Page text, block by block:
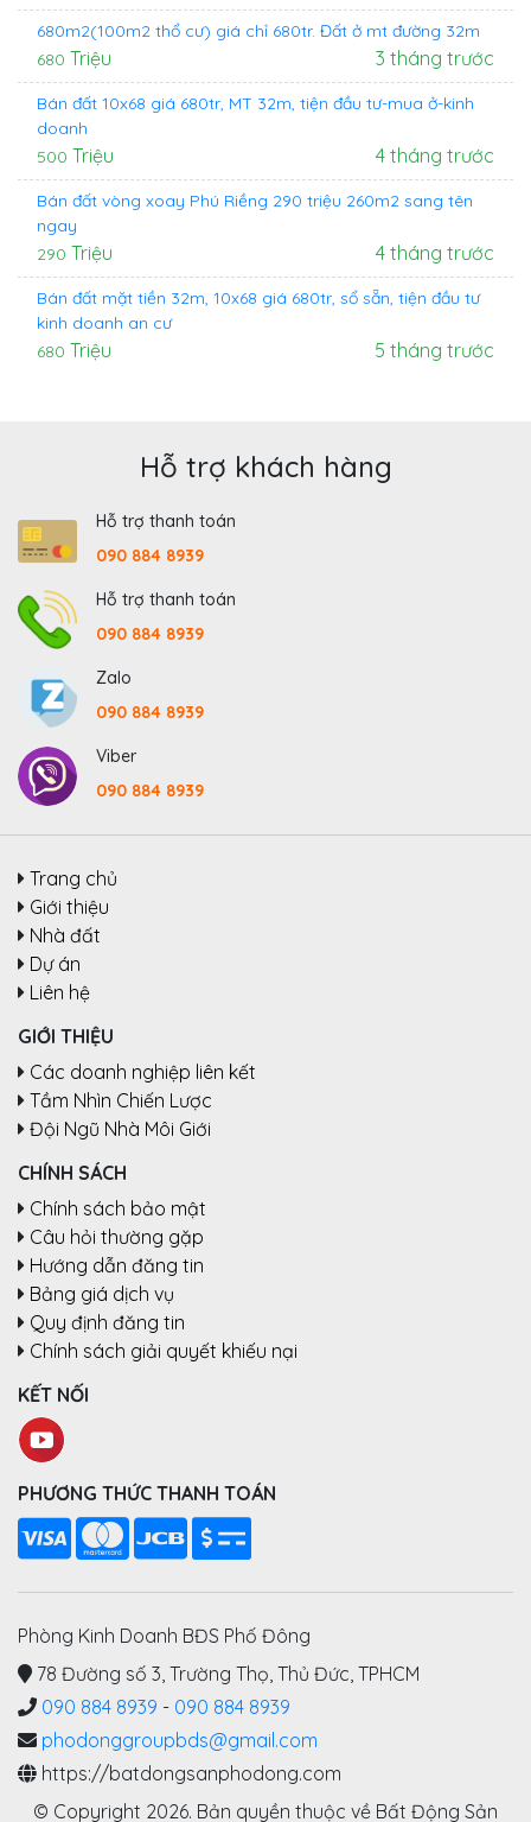
680m2(100m2 thổ cư) giá chỉ 680tr. Đất ở mt đường 32m
680 Triệu 3 tháng trước
Bán đất 10x68 giá 680tr, MT 32m, tiện đầu tư-mua ở-kinh
doanh
500 Triệu 4 tháng trước
Bán đất vòng xoay Phú Riềng 290 triệu 260m2 sang tên
ngay
290 Triệu 4 tháng trước
Bán đất mặt tiền 32m, 10x68 giá 680tr, sổ sẵn, tiện đầu tư
kinh doanh an cư
680 Triệu 5 tháng trước
Hỗ trợ khách hàng
Hỗ trợ thanh toán
090 884 8939
Hỗ trợ thanh toán
090 884 8939
Zalo
090 884 8939
Viber
090 884 8939
Trang chủ
Giới thiệu
Nhà đất
Dự án
Liên hệ
GIỚI THIỆU
Các doanh nghiệp liên kết
Tầm Nhìn Chiến Lược
Đội Ngũ Nhà Môi Giới
CHÍNH SÁCH
Chính sách bảo mật
Câu hỏi thường gặp
Hướng dẫn đăng tin
Bảng giá dịch vụ
Quy định đăng tin
Chính sách giải quyết khiếu nại
KẾT NỐI
PHƯƠNG THỨC THANH TOÁN
Phòng Kinh Doanh BĐS Phố Đông
78 Đường số 3, Trường Thọ, Thủ Đức, TPHCM
090 884 8939 - 090 884 8939
phodonggroupbds@gmail.com
https://batdongsanphodong.com
© Copyright 2026. Bản quyền thuộc về Bất Động Sản